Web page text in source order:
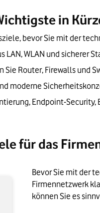
durchführen
und testen
in
bevor Sie mit der
LAN, WLAN und sicherer
Router, Firewalls und
moderne
Endpoint-
für das
Bevor Sie mit der
Firmennetzwerk
können Sie es